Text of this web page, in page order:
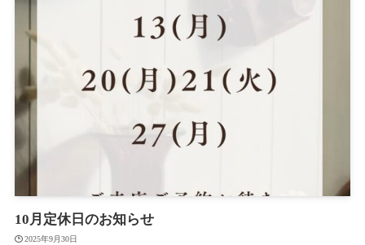
10月定休日のお知らせ
2025年9月30日